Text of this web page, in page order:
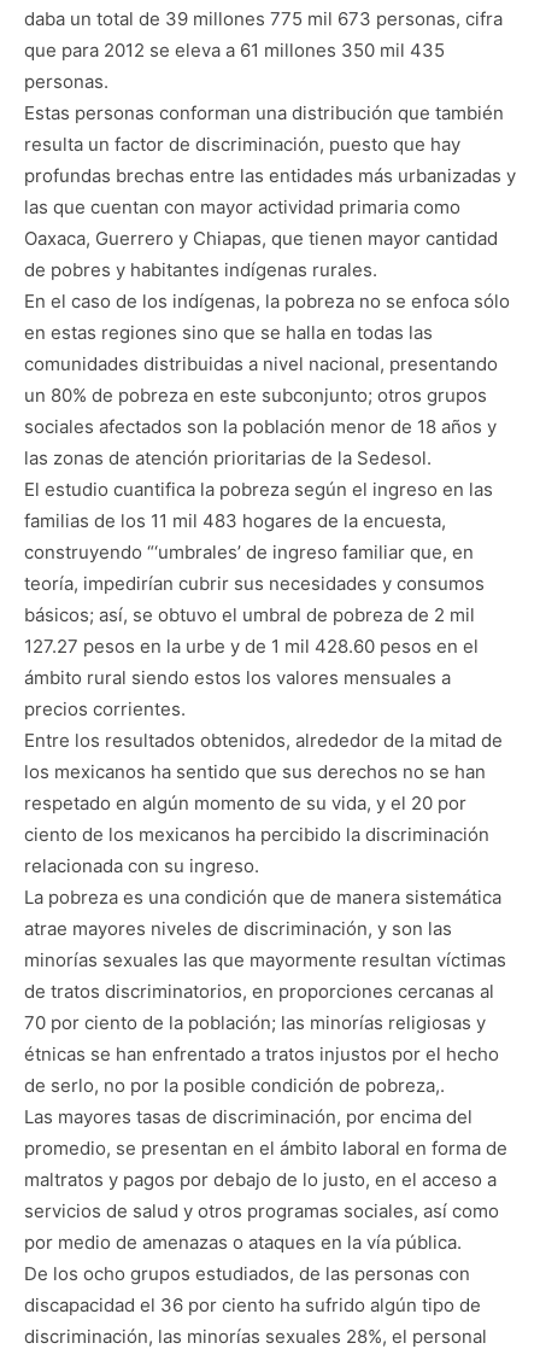
daba un total de 39 millones 775 mil 673 personas, cifra
que para 2012 se eleva a 61 millones 350 mil 435
personas.
Estas personas conforman una distribución que también
resulta un factor de discriminación, puesto que hay
profundas brechas entre las entidades más urbanizadas y
las que cuentan con mayor actividad primaria como
Oaxaca, Guerrero y Chiapas, que tienen mayor cantidad
de pobres y habitantes indígenas rurales.
En el caso de los indígenas, la pobreza no se enfoca sólo
en estas regiones sino que se halla en todas las
comunidades distribuidas a nivel nacional, presentando
un 80% de pobreza en este subconjunto; otros grupos
sociales afectados son la población menor de 18 años y
las zonas de atención prioritarias de la Sedesol.
El estudio cuantifica la pobreza según el ingreso en las
familias de los 11 mil 483 hogares de la encuesta,
construyendo “‘umbrales’ de ingreso familiar que, en
teoría, impedirían cubrir sus necesidades y consumos
básicos; así, se obtuvo el umbral de pobreza de 2 mil
127.27 pesos en la urbe y de 1 mil 428.60 pesos en el
ámbito rural siendo estos los valores mensuales a
precios corrientes.
Entre los resultados obtenidos, alrededor de la mitad de
los mexicanos ha sentido que sus derechos no se han
respetado en algún momento de su vida, y el 20 por
ciento de los mexicanos ha percibido la discriminación
relacionada con su ingreso.
La pobreza es una condición que de manera sistemática
atrae mayores niveles de discriminación, y son las
minorías sexuales las que mayormente resultan víctimas
de tratos discriminatorios, en proporciones cercanas al
70 por ciento de la población; las minorías religiosas y
étnicas se han enfrentado a tratos injustos por el hecho
de serlo, no por la posible condición de pobreza,.
Las mayores tasas de discriminación, por encima del
promedio, se presentan en el ámbito laboral en forma de
maltratos y pagos por debajo de lo justo, en el acceso a
servicios de salud y otros programas sociales, así como
por medio de amenazas o ataques en la vía pública.
De los ocho grupos estudiados, de las personas con
discapacidad el 36 por ciento ha sufrido algún tipo de
discriminación, las minorías sexuales 28%, el personal